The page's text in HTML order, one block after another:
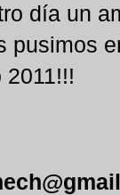
día un
pusimos